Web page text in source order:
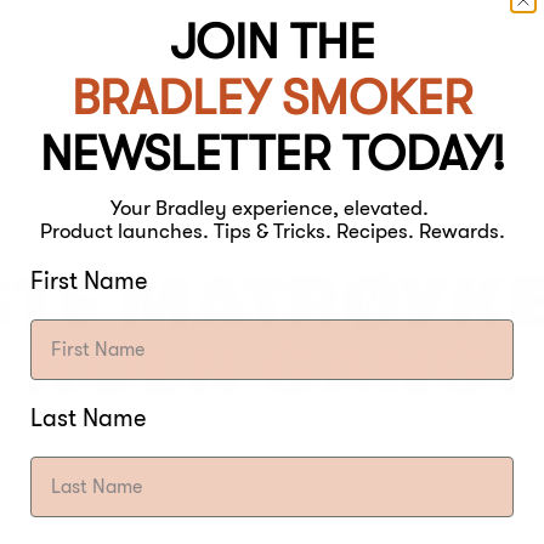
NOEN GANG.
JOIN THE
BRADLEY SMOKER
NEWSLETTER TODAY!
Your Bradley experience, elevated.
Product launches. Tips & Tricks. Recipes. Rewards.
First Name
Last Name